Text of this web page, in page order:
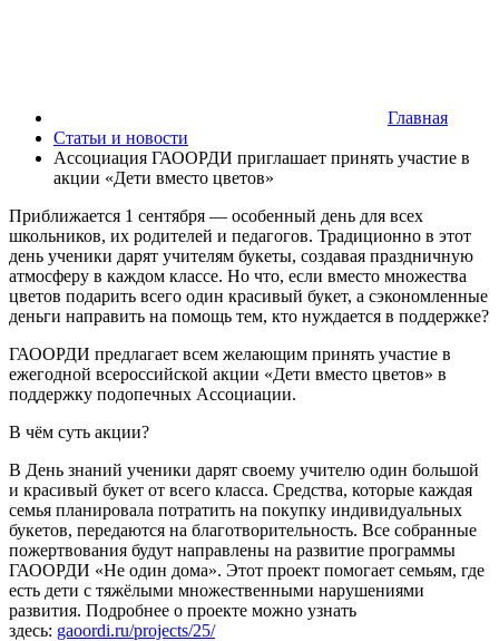
Главная
Статьи и новости
Ассоциация ГАООРДИ приглашает принять участие в
акции «Дети вместо цветов»
Приближается 1 сентября — особенный день для всех
школьников, их родителей и педагогов. Традиционно в этот
день ученики дарят учителям букеты, создавая праздничную
атмосферу в каждом классе. Но что, если вместо множества
цветов подарить всего один красивый букет, а сэкономленные
деньги направить на помощь тем, кто нуждается в поддержке?
ГАООРДИ предлагает всем желающим принять участие в
ежегодной всероссийской акции «Дети вместо цветов» в
поддержку подопечных Ассоциации.
В чём суть акции?
В День знаний ученики дарят своему учителю один большой
и красивый букет от всего класса. Средства, которые каждая
семья планировала потратить на покупку индивидуальных
букетов, передаются на благотворительность. Все собранные
пожертвования будут направлены на развитие программы
ГАООРДИ «Не один дома». Этот проект помогает семьям, где
есть дети с тяжёлыми множественными нарушениями
развития. Подробнее о проекте можно узнать
здесь: gaoordi.ru/projects/25/